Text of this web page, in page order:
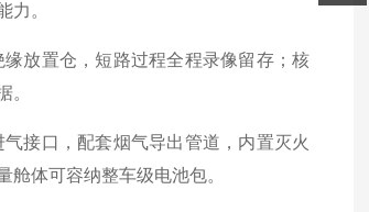
力。
放置仓，短路过程全程录像留存；核
。
接口，配套烟气导出管道，内置灭火
体可容纳整车级电池包。